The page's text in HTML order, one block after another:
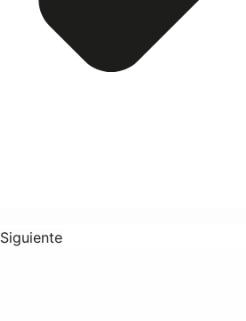
Siguiente